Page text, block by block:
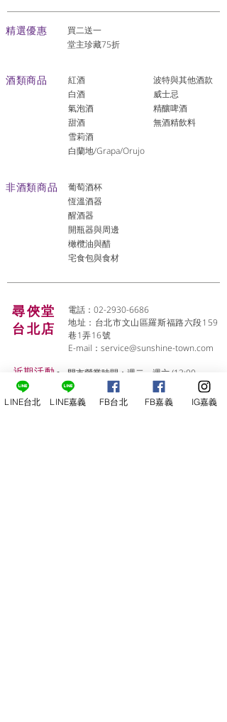
​精選優惠
買二送一
堂主珍藏75折
酒類商品
紅酒
白酒
氣泡酒
​甜酒
雪莉酒
白蘭地/Grapa/Orujo
波特與其他酒款
威士忌
精釀啤酒
​無酒精飲料
非酒類商品
葡萄酒杯
恆溫酒器
醒酒器
開瓶器與周邊
橄欖油與醋
宅食包與食材
尋俠堂
台北店
電話：02-2930-6686
地址：台北市文山區羅斯福路六段159
巷1弄16號
E-mail： service@sunshine-town.com
近期活動
場地租借
​酒窖出租
門市營業時間：週二～週六 (13:00～
22:00 )
小酒館供餐時段：13:00～21:00
公休日：週日、週一
LINE台北 LINE嘉義 FB台北 FB嘉義 IG嘉義